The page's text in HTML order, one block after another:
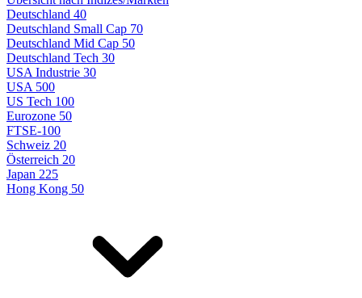
Deutschland 40
Deutschland Small Cap 70
Deutschland Mid Cap 50
Deutschland Tech 30
USA Industrie 30
USA 500
US Tech 100
Eurozone 50
FTSE-100
Schweiz 20
Österreich 20
Japan 225
Hong Kong 50